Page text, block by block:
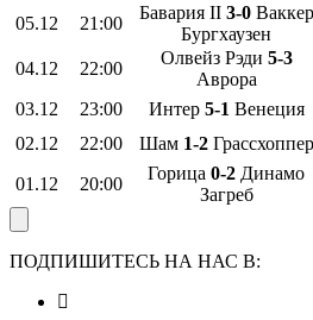
05.12 21:00
Бавария II 3-0Ваккер
Бургхаузен
04.12 22:00
Олвейз Рэди 5-3
Аврора
03.12 23:00 Интер 5-1 Венеция
02.12 22:00 Шам 1-2Грассхоппер
01.12 20:00
Горица 0-2 Динамо
Загреб
ПОДПИШИТЕСЬ НА НАС В: